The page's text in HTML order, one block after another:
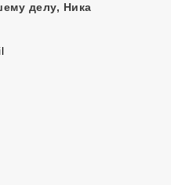
делу, Ника